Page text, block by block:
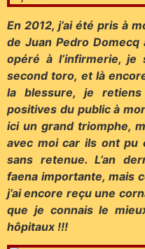
En 2012, j’ai été pris à
de Juan Pedro Domecq
opéré à l’infirmerie,
second toro, et là
la blessure, je
positives du public à
ici un grand triomphe,
avec moi car ils ont pu
sans retenue.L’an
faena importante, mais
j’ai encore reçu une
que je connais le
hôpitaux !!!